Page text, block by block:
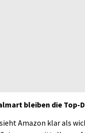
bleiben die Top-
Amazon klar als